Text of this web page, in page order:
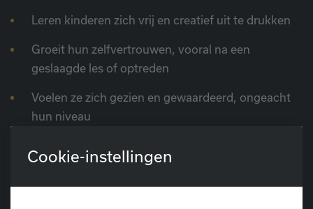
Leren kinderen zich vrij en creatief uit te drukken
Groeit hun zelfvertrouwen, vooral na een
geslaagde les of optreden
Voelen ze zich gezien en gewaardeerd, ongeacht
hun niveau
Bij optredens en toonmomenten merken we vaak hoe
Cookie-instellingen